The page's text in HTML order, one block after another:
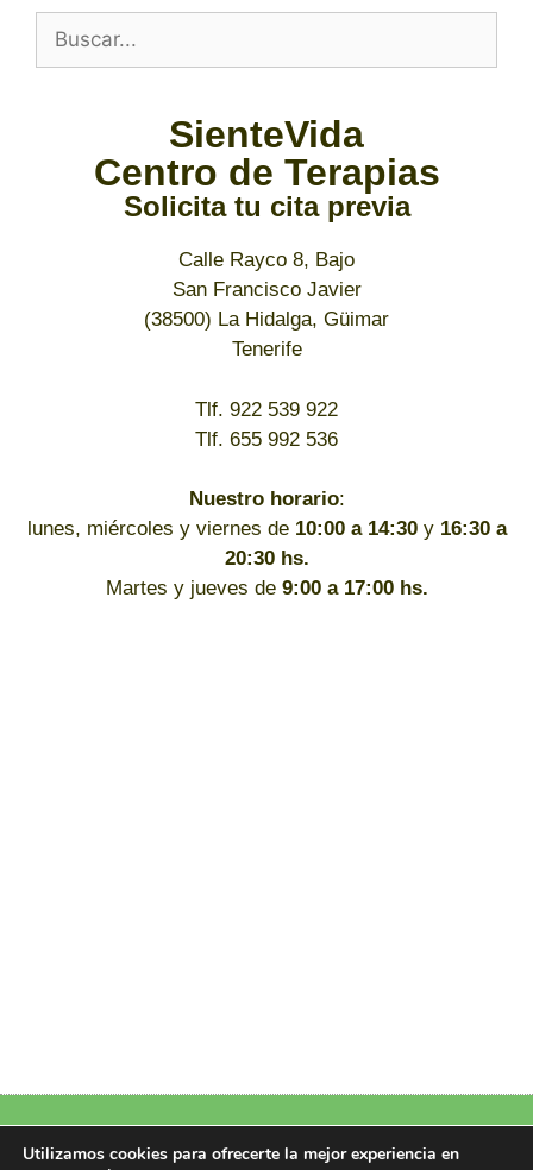
SienteVida
Centro de Terapias
Solicita tu cita previa
Calle Rayco 8, Bajo
San Francisco Javier
(38500) La Hidalga, Güimar
Tenerife
Tlf. 922 539 922
Tlf. 655 992 536
Nuestro horario:
lunes, miércoles y viernes de 10:00 a 14:30y 16:30 a
20:30 hs.
Martes y jueves de 9:00 a 17:00 hs.
Política de Privacidad |Política de Cookies |Aviso Legal|Más información
Utilizamos cookies para ofrecerte la mejor experiencia en